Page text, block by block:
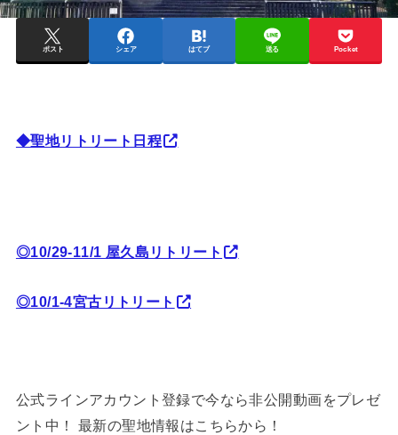
ポスト シェア はてブ 送る Pocket
◆聖地リトリート日程
◎10/29-11/1 屋久島リトリート
◎10/1-4宮古リトリート
公式ラインアカウント登録で今なら非公開動画をプレゼ
ント中！ 最新の聖地情報はこちらから！